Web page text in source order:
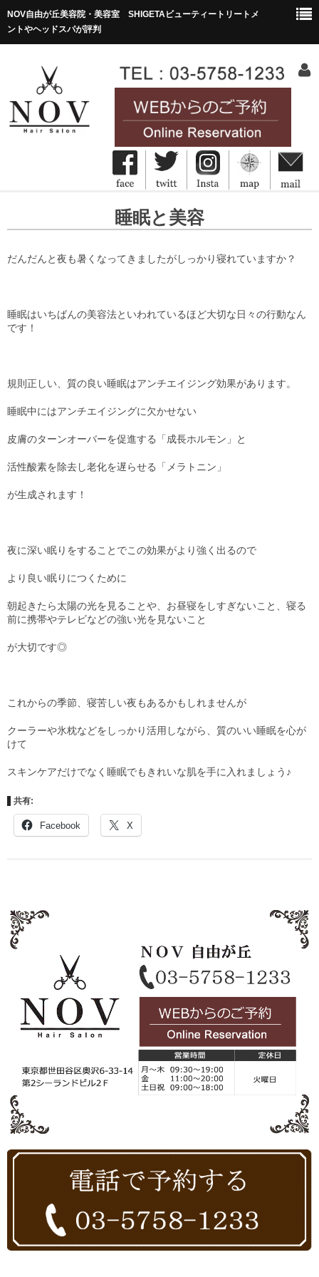
NOV自由が丘美容院・美容室 SHIGETAビューティートリートメ
ントやヘッドスパが評判
ホーム
Concept
メニュー・価格
Online Shop
オンラインショップ
blog
営業時間・アクセス
睡眠と美容
だんだんと夜も暑くなってきましたがしっかり寝れていますか？
睡眠はいちばんの美容法といわれているほど大切な日々の行動なん
です！
規則正しい、質の良い睡眠はアンチエイジング効果があります。
睡眠中にはアンチエイジングに欠かせない
皮膚のターンオーバーを促進する「成長ホルモン」と
活性酸素を除去し老化を遅らせる「メラトニン」
が生成されます！
夜に深い眠りをすることでこの効果がより強く出るので
より良い眠りにつくために
朝起きたら太陽の光を見ることや、お昼寝をしすぎないこと、寝る
前に携帯やテレビなどの強い光を見ないこと
が大切です◎
これからの季節、寝苦しい夜もあるかもしれませんが
クーラーや氷枕などをしっかり活用しながら、質のいい睡眠を心が
けて
スキンケアだけでなく睡眠でもきれいな肌を手に入れましょう♪
共有:
Facebook X